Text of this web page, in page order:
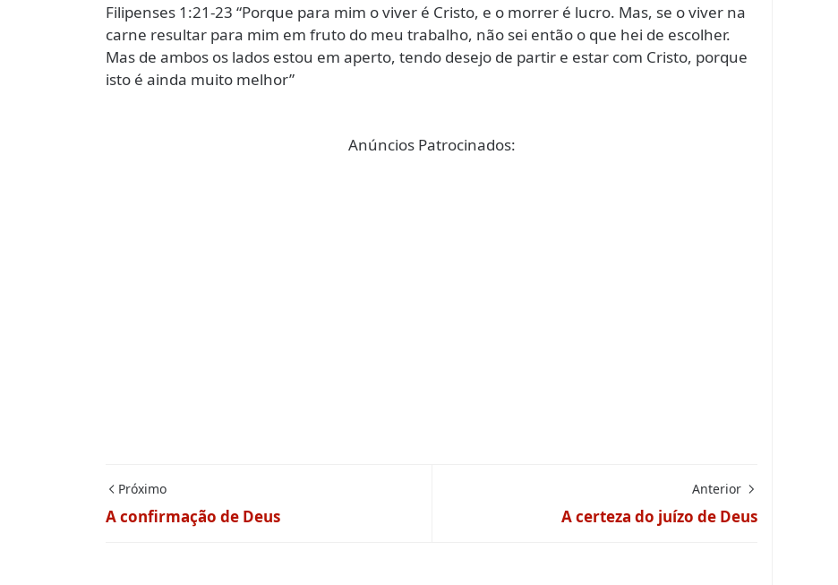
Filipenses 1:21-23 “Porque para mim o viver é Cristo, e o morrer é lucro. Mas, se o viver na
carne resultar para mim em fruto do meu trabalho, não sei então o que hei de escolher.
Mas de ambos os lados estou em aperto, tendo desejo de partir e estar com Cristo, porque
isto é ainda muito melhor”
Anúncios Patrocinados:
Próximo
A confirmação de Deus
Anterior
A certeza do juízo de Deus